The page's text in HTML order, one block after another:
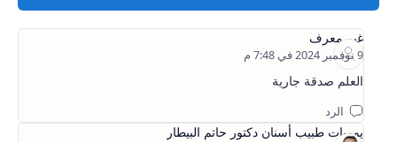
يوميات طبيب أسنان دكتور حاتم البيطار
غير معرف
العلم صدقة جارية